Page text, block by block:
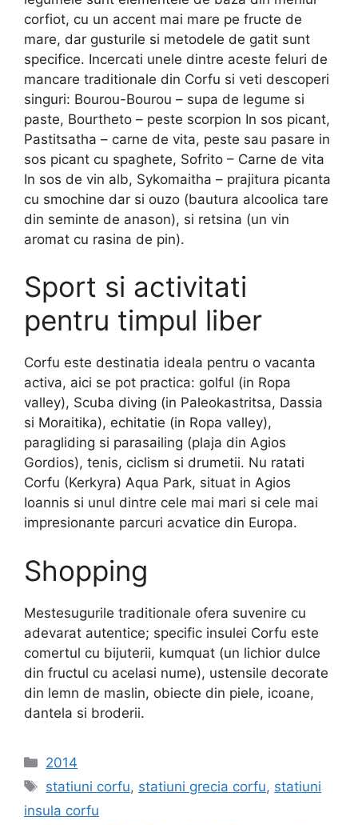
corfiot, cu un accent mai mare pe fructe de
mare, dar gusturile si metodele de gatit sunt
specifice. Incercati unele dintre aceste feluri de
mancare traditionale din Corfu si veti descoperi
singuri: Bourou-Bourou – supa de legume si
paste, Bourtheto – peste scorpion In sos picant,
Pastitsatha – carne de vita, peste sau pasare in
sos picant cu spaghete, Sofrito – Carne de vita
In sos de vin alb, Sykomaitha – prajitura picanta
cu smochine dar si ouzo (bautura alcoolica tare
din seminte de anason), si retsina (un vin
aromat cu rasina de pin).
Sport si activitati
pentru timpul liber
Corfu este destinatia ideala pentru o vacanta
activa, aici se pot practica: golful (in Ropa
valley), Scuba diving (in Paleokastritsa, Dassia
si Moraitika), echitatie (in Ropa valley),
paragliding si parasailing (plaja din Agios
Gordios), tenis, ciclism si drumetii. Nu ratati
Corfu (Kerkyra) Aqua Park, situat in Agios
Ioannis si unul dintre cele mai mari si cele mai
impresionante parcuri acvatice din Europa.
Shopping
Mestesugurile traditionale ofera suvenire cu
adevarat autentice; specific insulei Corfu este
comertul cu bijuterii, kumquat (un lichior dulce
din fructul cu acelasi nume), ustensile decorate
din lemn de maslin, obiecte din piele, icoane,
dantela si broderii.
Categorii
2014
Etichete
statiuni corfu, statiuni grecia corfu, statiuni
insula corfu